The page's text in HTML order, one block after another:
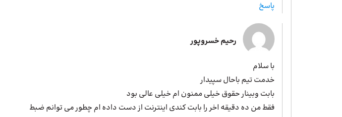
پاسخ
رحیم خسروپور
با سلام
خدمت تیم باحال سپیدار
بابت وبینار حقوق خیلی ممنون ام خیلی عالی بود
فقط من ده دقیقه اخر را بابت کندی اینترنت از دست داده ام چطور می توانم ضبط